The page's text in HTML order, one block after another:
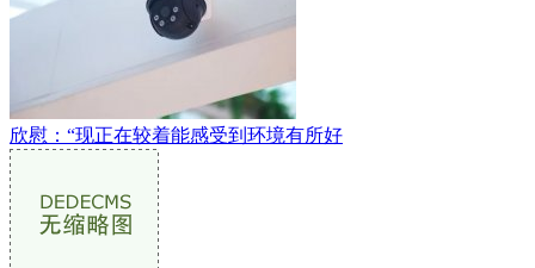
欣慰：“现正在较着能感受到环境有所好